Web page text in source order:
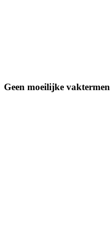
Geen moeilijke vaktermen